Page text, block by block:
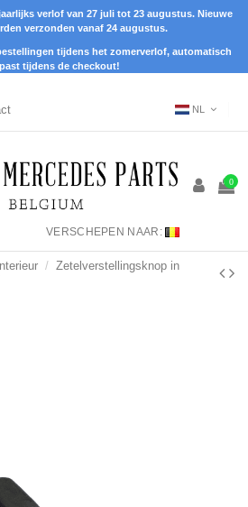
verlof van 27 juli tot 23 augustus. Nieuwe
verzonden vanaf 24 augustus.
tijdens het zomerverlof, automatisch
tijdens de checkout!
NL
0
VERSCHEPEN NAAR:
Zetelverstellingsknop in